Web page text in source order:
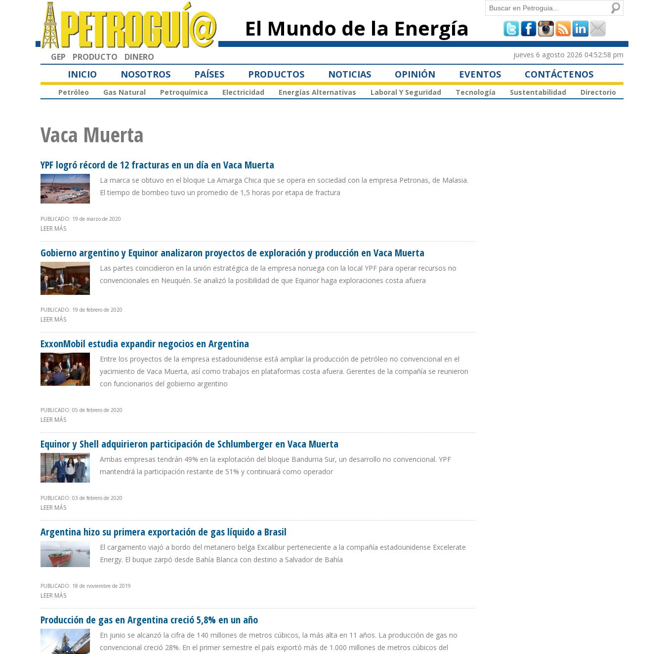
principal
El Mundo de la Energía
Formulario de
búsqueda
Buscar
GEP PRODUCTO DINERO jueves 6 agosto 2026 04:52:58 pm
INICIO NOSOTROS PAÍSES PRODUCTOS NOTICIAS OPINIÓN EVENTOS CONTÁCTENOS
Petróleo Gas Natural Petroquímica Electricidad Energías Alternativas Laboral Y Seguridad Tecnología Sustentabilidad Directorio
Vaca Muerta
YPF logró récord de 12 fracturas en un día en Vaca Muerta
La marca se obtuvo en el bloque La Amarga Chica que se opera en sociedad con la empresa Petronas, de Malasia.
El tiempo de bombeo tuvo un promedio de 1,5 horas por etapa de fractura
PUBLICADO: 19 de marzo de 2020
LEER MÁS
Gobierno argentino y Equinor analizaron proyectos de exploración y producción en Vaca Muerta
Las partes coincidieron en la unión estratégica de la empresa noruega con la local YPF para operar recursos no
convencionales en Neuquén. Se analizó la posibilidad de que Equinor haga exploraciones costa afuera
PUBLICADO: 19 de febrero de 2020
LEER MÁS
ExxonMobil estudia expandir negocios en Argentina
Entre los proyectos de la empresa estadounidense está ampliar la producción de petróleo no convencional en el
yacimiento de Vaca Muerta, así como trabajos en plataformas costa afuera. Gerentes de la compañía se reunieron
con funcionarios del gobierno argentino
PUBLICADO: 05 de febrero de 2020
LEER MÁS
Equinor y Shell adquirieron participación de Schlumberger en Vaca Muerta
Ambas empresas tendrán 49% en la explotación del bloque Bandurria Sur, un desarrollo no convencional. YPF
mantendrá la participación restante de 51% y continuará como operador
PUBLICADO: 03 de febrero de 2020
LEER MÁS
Argentina hizo su primera exportación de gas líquido a Brasil
El cargamento viajó a bordo del metanero belga Excalibur perteneciente a la compañía estadounidense Excelerate
Energy. El buque zarpó desde Bahía Blanca con destino a Salvador de Bahía
PUBLICADO: 18 de noviembre de 2019
LEER MÁS
Producción de gas en Argentina creció 5,8% en un año
En junio se alcanzó la cifra de 140 millones de metros cúbicos, la más alta en 11 años. La producción de gas no
convencional creció 28%. En el primer semestre el país exportó más de 1.000 millones de metros cúbicos del